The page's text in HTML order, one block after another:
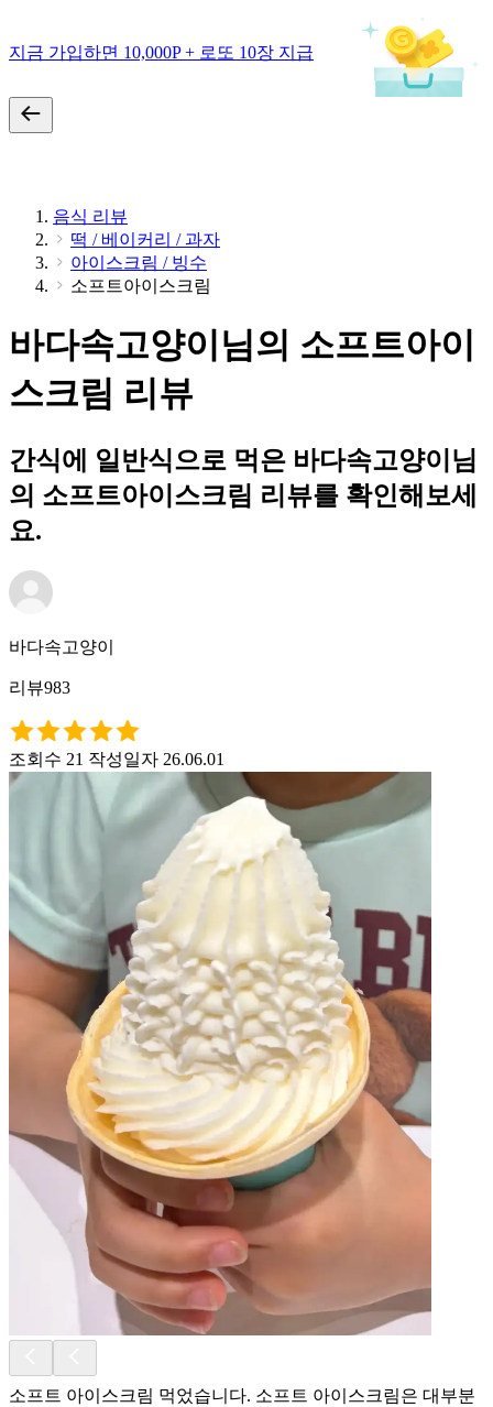
지금 가입하면 10,000P + 로또 10장 지급
음식 리뷰
떡 / 베이커리 / 과자
아이스크림 / 빙수
소프트아이스크림
바다속고양이님의 소프트아이
스크림 리뷰
간식에 일반식으로 먹은 바다속고양이님
의 소프트아이스크림 리뷰를 확인해보세
요.
바다속고양이
리뷰983
조회수 21 작성일자 26.06.01
소프트 아이스크림 먹었습니다. 소프트 아이스크림은 대부분